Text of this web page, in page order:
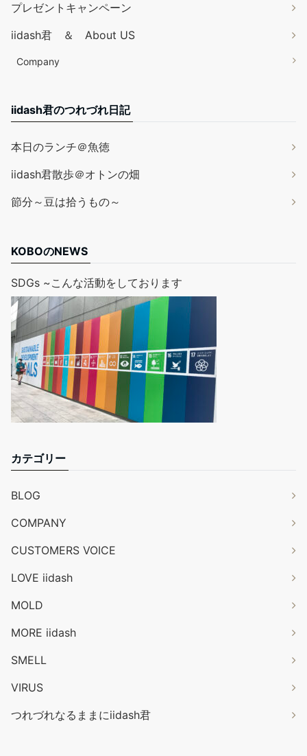
プレゼントキャンペーン
iidash君 ＆ About US
Company
iidash君のつれづれ日記
本日のランチ＠魚徳
iidash君散歩＠オトンの畑
節分～豆は拾うもの～
KOBOのNEWS
SDGs ~こんな活動をしております
カテゴリー
BLOG
COMPANY
CUSTOMERS VOICE
LOVE iidash
MOLD
MORE iidash
SMELL
VIRUS
つれづれなるままにiidash君